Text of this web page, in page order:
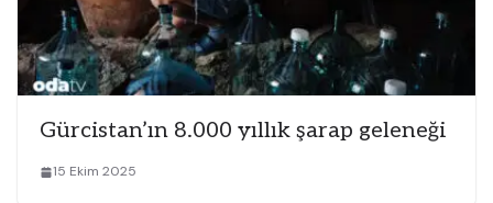
Gürcistan’ın 8.000 yıllık şarap geleneği
15 Ekim 2025